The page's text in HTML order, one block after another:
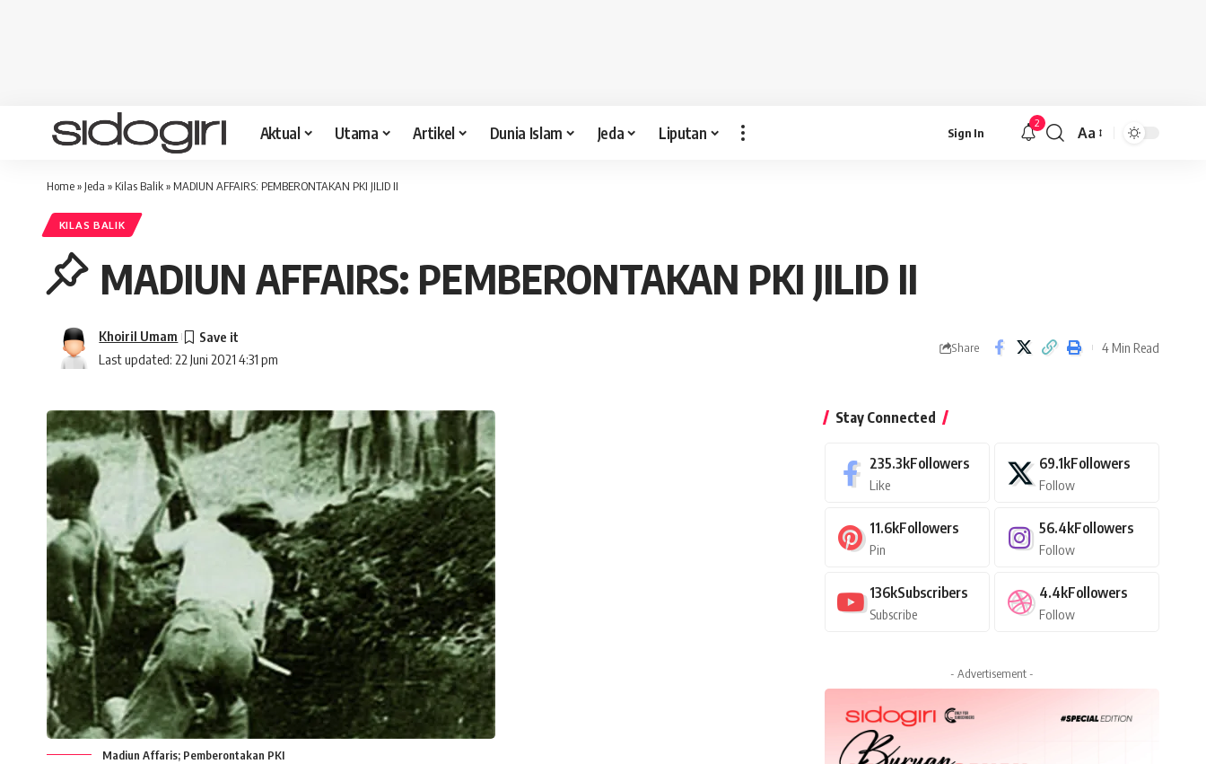
Aktual Utama Artikel Dunia Islam Jeda Liputan Sign In
2
Font
Aa
Home» Jeda » Kilas Balik» MADIUN AFFAIRS: PEMBERONTAKAN PKI JILID II
KILAS BALIK
MADIUN AFFAIRS: PEMBERONTAKAN PKI JILID II
Last updated: 22 Juni 2021 4:31 pm
Khoiril Umam
Share 4 Min Read
Madiun Affaris; Pemberontakan PKI
Stay Connected
235.3kFollowers
Like
69.1kFollowers
Follow
11.6kFollowers
Pin
56.4kFollowers
Follow
136kSubscribers
Subscribe
4.4kFollowers
Follow
- Advertisement -